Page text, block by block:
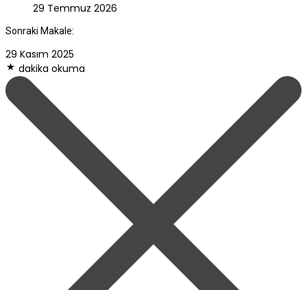
29 Temmuz 2026
Sonraki Makale:
29 Kasım 2025
dakika okuma